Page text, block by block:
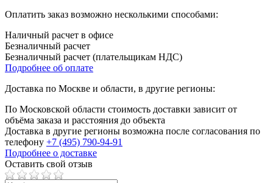
Оплатить заказ возможно несколькими способами:
Наличный расчет в офисе
Безналичный расчет
Безналичный расчет (плательщикам НДС)
Подробнее об оплате
Доставка по Москве и области, в другие регионы:
По Московской области стоимость доставки зависит от
объёма заказа и расстояния до объекта
Доставка в другие регионы возможна после согласования по
телефону +7 (495) 790-94-91
Подробнее о доставке
Оставить свой отзыв